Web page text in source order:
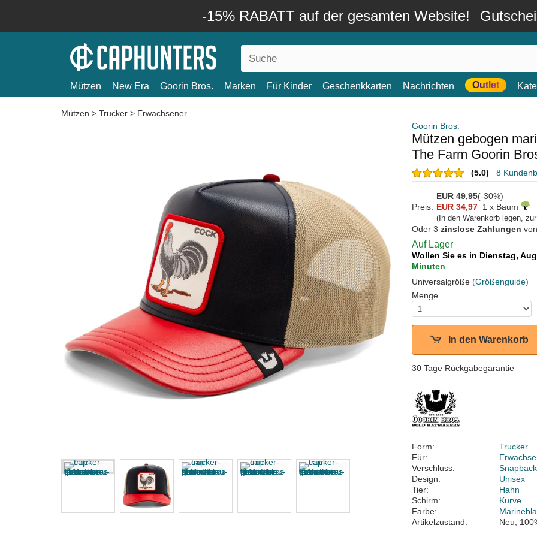
-15% RABATT auf der gesamten Website!
Mützen New Era Goorin Bros. Marken Für Kinder Geschenkkarten Nachrichten Outlet
Mützen > Trucker > Erwachsener
Goorin Bros.
Mützen gebogen
The Farm Goorin
(5.0) 8
EUR 49,95(-30%)
Preis: EUR 34,97 1 x Baum
(In den Warenkorb legen,
Oder 3 zinslose Zahlungen
Auf Lager
Wollen Sie es in Dienstag,
Minuten
Universalgröße (Größenguide)
Menge
In den Warenkorb
30 Tage Rückgabegarantie
Form:
Trucker
Für:
Verschluss:
Snapback
Design:
Unisex
Tier:
Hahn
Schirm:
Kurve
Farbe:
Artikelzustand:
Neu;